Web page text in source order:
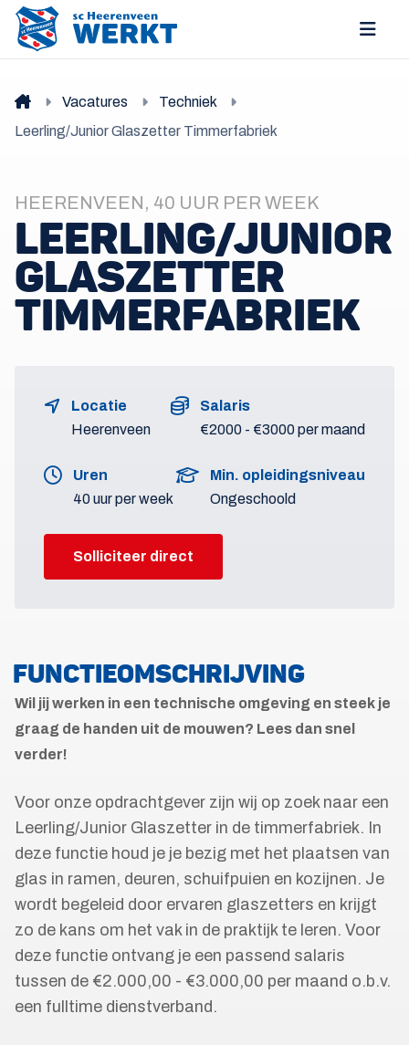
Vacatures
Techniek
Leerling/Junior Glaszetter Timmerfabriek
HEERENVEEN, 40 UUR PER WEEK
LEERLING/JUNIOR
GLASZETTER
TIMMERFABRIEK
Locatie
Heerenveen
Salaris
€2000 - €3000 per maand
Uren
40 uur per week
Min. opleidingsniveau
Ongeschoold
Solliciteer direct
FUNCTIEOMSCHRIJVING
Wil jij werken in een technische omgeving en steek je
graag de handen uit de mouwen? Lees dan snel
verder!
Voor onze opdrachtgever zijn wij op zoek naar een
Leerling/Junior Glaszetter in de timmerfabriek. In
deze functie houd je je bezig met het plaatsen van
glas in ramen, deuren, schuifpuien en kozijnen. Je
wordt begeleid door ervaren glaszetters en krijgt
zo de kans om het vak in de praktijk te leren. Voor
deze functie ontvang je een passend salaris
tussen de €2.000,00 - €3.000,00 per maand o.b.v.
een fulltime dienstverband.